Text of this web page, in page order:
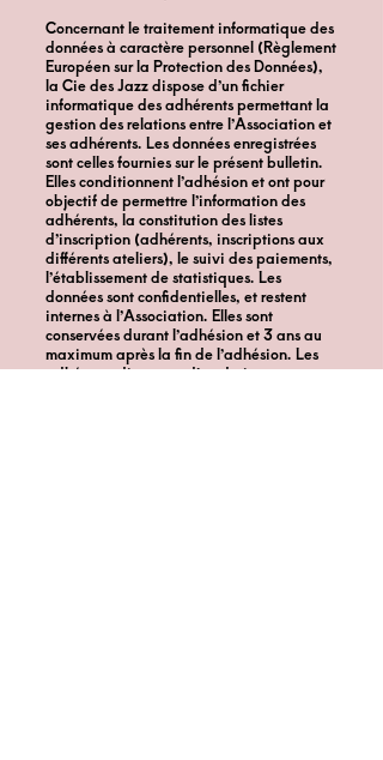
Concernant le traitement informatique des
données à caractère personnel (Règlement
Européen sur la Protection des Données),
la Cie des Jazz dispose d’un fichier
informatique des adhérents permettant la
gestion des relations entre l’Association et
ses adhérents. Les données enregistrées
sont celles fournies sur le présent bulletin.
Elles conditionnent l’adhésion et ont pour
objectif de permettre l’information des
adhérents, la constitution des listes
d’inscription (adhérents, inscriptions aux
différents ateliers), le suivi des paiements,
l’établissement de statistiques. Les
données sont confidentielles, et restent
internes à l’Association. Elles sont
conservées durant l’adhésion et 3 ans au
maximum après la fin de l’adhésion. Les
adhérents disposent d’un droit